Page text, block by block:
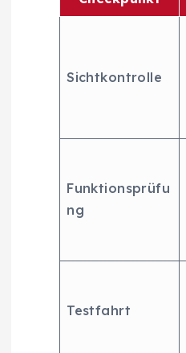
Sichtkontrolle
Funktionsprüfu
ng
Testfahrt